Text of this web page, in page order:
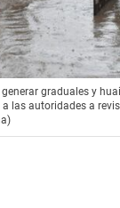
graduales y
las autoridades a